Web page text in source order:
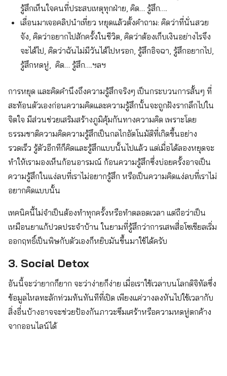
รู้สึกเห็นใจคนที่ประสบเหตุทุกฝ่าย, คิด… รู้สึก….
เลื่อนมาเจอคลิปนำเที่ยว หยุดแล้วตั้งคำถาม: คิดว่าที่นั่นสวย
จัง, คิดว่าอยากไปสักครั้งในชีวิต, คิดว่าต้องเก็บเงินอย่างไรจึง
จะได้ไป, คิดว่าฉันไม่มีวันได้ไปหรอก, รู้สึกอิจฉา, รู้สึกอยากไป,
รู้สึกหดหู่, คิด… รู้สึก….ฯลฯ
การหยุด และคิดคำนึงถึงความรู้สึกจริงๆ เป็นกระบวนการสั้นๆ ที่
สะท้อนตัวเองก่อนความคิดและความรู้สึกนั้นจะถูกฝังรากลึกไปใน
จิตใจ มีส่วนช่วยเสริมสร้างภูมิคุ้มกันทางความคิด เพราะโดย
ธรรมชาติความคิดความรู้สึกเป็นกลไกอัตโนมัติที่เกิดขึ้นอย่าง
รวดเร็ว รู้ตัวอีกทีก็คิดและรู้สึกแบบนั้นไปแล้ว แต่เมื่อได้ลองหยุดจะ
ทำให้เรามองเห็นก้อนอารมณ์ ก้อนความรู้สึกซึ่งบ่อยครั้งอาจเป็น
ความรู้สึกในแง่ลบที่เราไม่อยากรู้สึก หรือเป็นความคิดแง่ลบที่เราไม่
อยากคิดแบบนั้น
เทคนิคนี้ไม่จำเป็นต้องทำทุกครั้งหรือทำตลอดเวลา แต่ถือว่าเป็น
เหมือนยาแก้ปวดประจำบ้าน ในยามที่รู้สึกว่าการเสพสื่อโซเชียลเริ่ม
ออกฤทธิ์เป็นพิษกับตัวเองก็หยิบมันขึ้นมาใช้ได้ครับ
3. Social Detox
อันนี้จะว่ายากก็ยาก จะว่าง่ายก็ง่าย เมื่อเราใช้เวลาบนโลกดิจิทัลซึ่ง
ข้อมูลไหลทะลักท่วมท้นทันทีที่เปิด เพียงแค่วางลงหันไปใช้เวลากับ
สิ่งอื่นบ้างอาจจะช่วยป้องกันภาวะซึมเศร้าหรือความหดหู่ตกค้าง
จากออนไลน์ได้